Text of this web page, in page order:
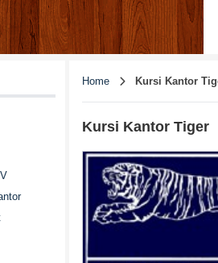
Home Kursi Kantor
Kursi Kantor Tiger